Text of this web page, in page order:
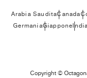
Arabia SauditaCanada
GermaniaGiappone
Copyright ©